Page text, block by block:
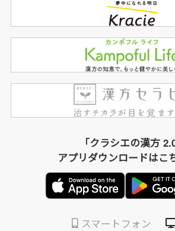
「クラシエの漢方 2.0
アプリダウンロードはこ
スマートフォン